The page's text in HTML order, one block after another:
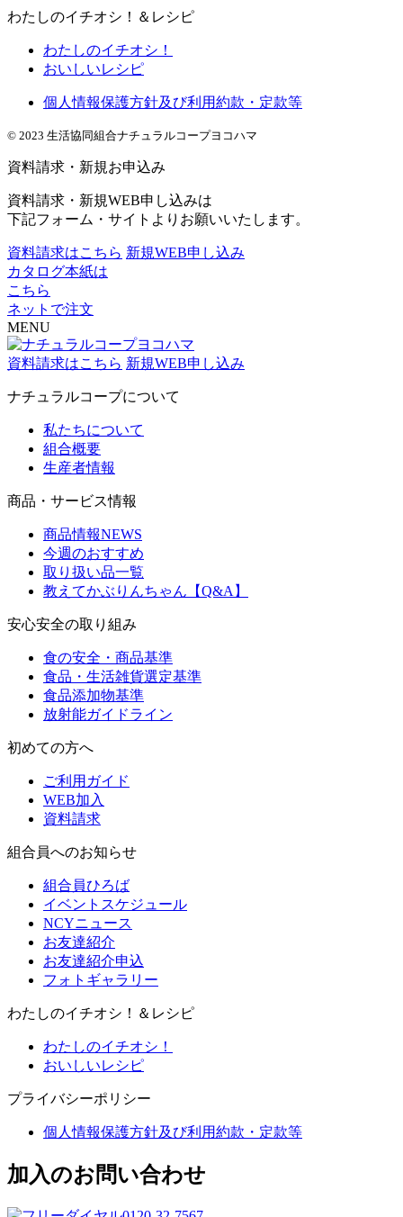
わたしのイチオシ！＆レシピ
わたしのイチオシ！
おいしいレシピ
個人情報保護方針及び利用約款・定款等
© 2023 生活協同組合ナチュラルコープヨコハマ
資料請求・新規お申込み
資料請求・新規WEB申し込みは
下記フォーム・サイトよりお願いいたします。
資料請求はこちら 新規WEB申し込み
カタログ本紙は
こちら
ネットで注文
MENU
資料請求はこちら 新規WEB申し込み
ナチュラルコープについて
私たちについて
組合概要
生産者情報
商品・サービス情報
商品情報NEWS
今週のおすすめ
取り扱い品一覧
教えてかぶりんちゃん【Q&A】
安心安全の取り組み
食の安全・商品基準
食品・生活雑貨選定基準
食品添加物基準
放射能ガイドライン
初めての方へ
ご利用ガイド
WEB加入
資料請求
組合員へのお知らせ
組合員ひろば
イベントスケジュール
NCYニュース
お友達紹介
お友達紹介申込
フォトギャラリー
わたしのイチオシ！＆レシピ
わたしのイチオシ！
おいしいレシピ
プライバシーポリシー
個人情報保護方針及び利用約款・定款等
加入のお問い合わせ